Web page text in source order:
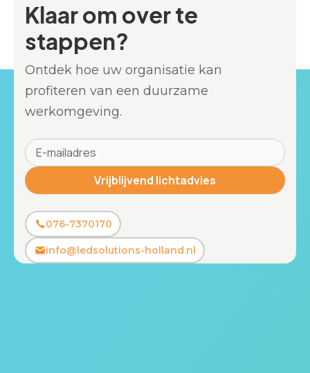
Klaar om over te
stappen?
Ontdek hoe uw organisatie kan
profiteren van een duurzame
werkomgeving.
076-7370170
info@ledsolutions-holland.nl